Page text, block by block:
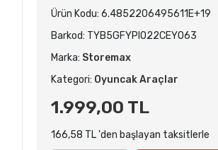
Ürün Kodu: 6.4852206495611E+19
Barkod: TYB5GFYPIO22CEYO63
Marka: Storemax
Kategori: Oyuncak Araçlar
1.999,00 TL
166,58 TL 'den başlayan taksitlerle